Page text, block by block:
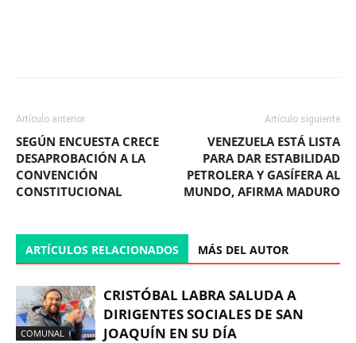
Artículo anterior
SEGÚN ENCUESTA CRECE
DESAPROBACIÓN A LA
CONVENCIÓN
CONSTITUCIONAL
Artículo siguiente
VENEZUELA ESTÁ LISTA
PARA DAR ESTABILIDAD
PETROLERA Y GASÍFERA AL
MUNDO, AFIRMA MADURO
ARTÍCULOS RELACIONADOS MÁS DEL AUTOR
COMUNAL
CRISTÓBAL LABRA SALUDA A
DIRIGENTES SOCIALES DE SAN
JOAQUÍN EN SU DÍA